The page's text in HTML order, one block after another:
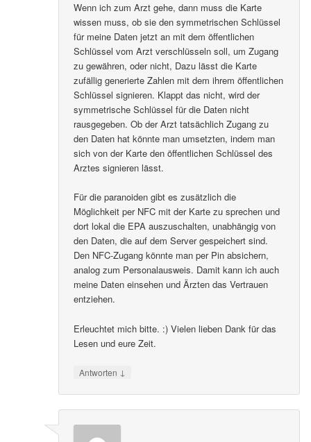
Wenn ich zum Arzt gehe, dann muss die Karte
wissen muss, ob sie den symmetrischen Schlüssel
für meine Daten jetzt an mit dem öffentlichen
Schlüssel vom Arzt verschlüsseln soll, um Zugang
zu gewähren, oder nicht, Dazu lässt die Karte
zufällig generierte Zahlen mit dem ihrem öffentlichen
Schlüssel signieren. Klappt das nicht, wird der
symmetrische Schlüssel für die Daten nicht
rausgegeben. Ob der Arzt tatsächlich Zugang zu
den Daten hat könnte man umsetzten, indem man
sich von der Karte den öffentlichen Schlüssel des
Arztes signieren lässt.
Für die paranoiden gibt es zusätzlich die
Möglichkeit per NFC mit der Karte zu sprechen und
dort lokal die EPA auszuschalten, unabhängig von
den Daten, die auf dem Server gespeichert sind.
Den NFC-Zugang könnte man per Pin absichern,
analog zum Personalausweis. Damit kann ich auch
meine Daten einsehen und Ärzten das Vertrauen
entziehen.
Erleuchtet mich bitte. :) Vielen lieben Dank für das
Lesen und eure Zeit.
Antworten ↓